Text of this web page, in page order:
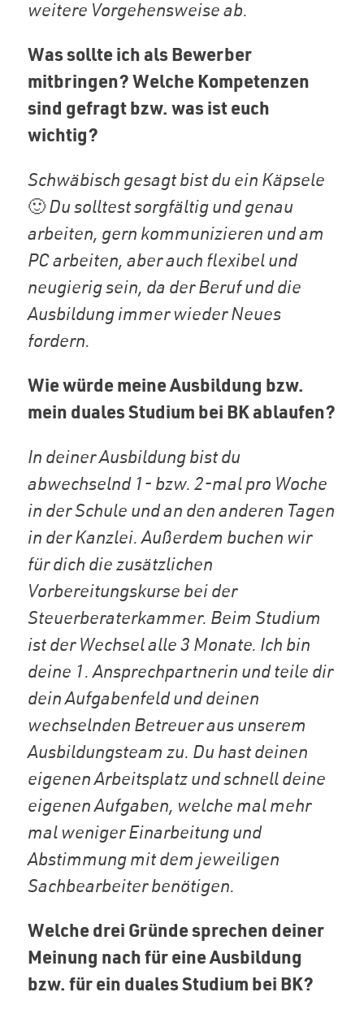
weitere Vorgehensweise ab.
Was sollte ich als Bewerber
mitbringen? Welche Kompetenzen
sind gefragt bzw. was ist euch
wichtig?
Schwäbisch gesagt bist du ein Käpsele
🙂Du solltest sorgfältig und genau
arbeiten, gern kommunizieren und am
PC arbeiten, aber auch flexibel und
neugierig sein, da der Beruf und die
Ausbildung immer wieder Neues
fordern.
Wie würde meine Ausbildung bzw.
mein duales Studium bei BK ablaufen?
In deiner Ausbildung bist du
abwechselnd 1- bzw. 2-mal pro Woche
in der Schule und an den anderen Tagen
in der Kanzlei. Außerdem buchen wir
für dich die zusätzlichen
Vorbereitungskurse bei der
Steuerberaterkammer. Beim Studium
ist der Wechsel alle 3 Monate. Ich bin
deine 1. Ansprechpartnerin und teile dir
dein Aufgabenfeld und deinen
wechselnden Betreuer aus unserem
Ausbildungsteam zu. Du hast deinen
eigenen Arbeitsplatz und schnell deine
eigenen Aufgaben, welche mal mehr
mal weniger Einarbeitung und
Abstimmung mit dem jeweiligen
Sachbearbeiter benötigen.
Welche drei Gründe sprechen deiner
Meinung nach für eine Ausbildung
bzw. für ein duales Studium bei BK?